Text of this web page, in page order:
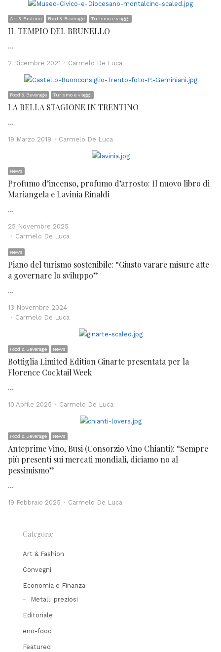
Art & Fashion Food & Beverage Turismo e viaggi
IL TEMPIO DEL BRUNELLO
…
2 Dicembre 2021 Author
Carmelo De Luca
Food & Beverage Turismo e viaggi
LA BELLA STAGIONE IN TRENTINO
…
19 Marzo 2019 Author
Carmelo De Luca
News
Profumo d’incenso, profumo d’arrosto: Il nuovo libro di
Mariangela e Lavinia Rinaldi
…
25 Novembre 2025
Author
Carmelo De Luca
News
Piano del turismo sostenibile: “Giusto varare misure atte
a governare lo sviluppo”
…
13 Novembre 2024
Author
Carmelo De Luca
Food & Beverage News
Bottiglia Limited Edition Ginarte presentata per la
Florence Cocktail Week
…
10 Aprile 2025 Author
Carmelo De Luca
Food & Beverage News
Anteprime Vino, Busi (Consorzio Vino Chianti): “Sempre
più presenti sui mercati mondiali, diciamo no al
pessimismo”
…
19 Febbraio 2025 Author
Carmelo De Luca
Categorie
Art & Fashion
Convegni
Economia e Finanza
Metalli preziosi
Editoriale
eno-food
Featured